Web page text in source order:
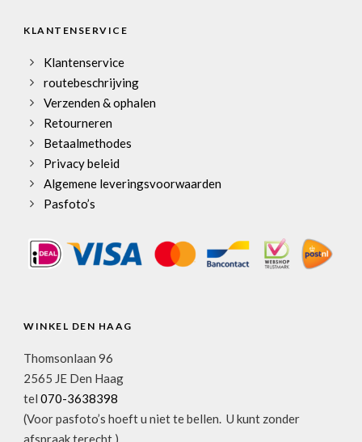
KLANTENSERVICE
Klantenservice
routebeschrijving
Verzenden & ophalen
Retourneren
Betaalmethodes
Privacy beleid
Algemene leveringsvoorwaarden
Pasfoto’s
WINKEL DEN HAAG
Thomsonlaan 96
2565 JE Den Haag
tel 070-3638398
(Voor pasfoto’s hoeft u niet te bellen. U kunt zonder
afspraak terecht.)